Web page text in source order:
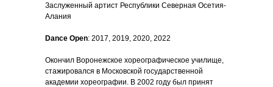
Заслуженный артист Республики Северная Осетия-
Алания
Dance Open: 2017, 2019, 2020, 2022
Окончил Воронежское хореографическое училище,
стажировался в Московской государственной
академии хореографии. В 2002 году был принят